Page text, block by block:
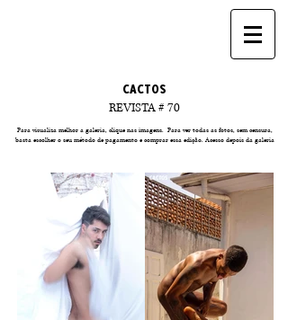
CACTOS
REVISTA # 70
Para visualiza melhor a galeria, clique nas imagens. Para ver todas as fotos, sem censura,
basta escolher o seu método de pagamento e comprar essa edição. Acesso depois da galeria